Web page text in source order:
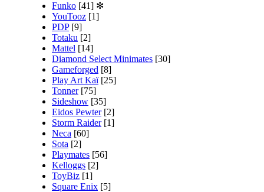
Funko [41] ✻
YouTooz [1]
PDP [9]
Totaku [2]
Mattel [14]
Diamond Select Minimates [30]
Gameforged [8]
Play Art Kaï [25]
Tonner [75]
Sideshow [35]
Eidos Pewter [2]
Storm Raider [1]
Neca [60]
Sota [2]
Playmates [56]
Kelloggs [2]
ToyBiz [1]
Square Enix [5]